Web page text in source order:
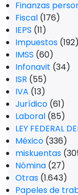
Finanzas
Fiscal (176)
IEPS (11)
Impuestos (192)
IMSS (60)
Infonavit (34)
ISR (55)
IVA (13)
Jurídico (61)
Laboral (85)
LEY FEDERAL
México (336)
miskuentas
Nómina (27)
Otras (1.643)
Papeles de